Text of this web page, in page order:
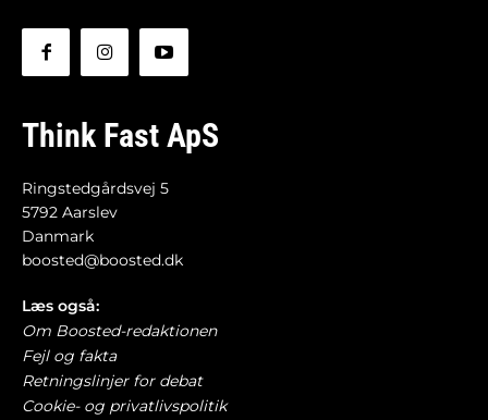
Think Fast ApS
Ringstedgårdsvej 5
5792 Aarslev
Danmark
boosted@boosted.dk
Læs også:
Om Boosted-redaktionen
Fejl og fakta
Retningslinjer for debat
Cookie- og privatlivspolitik